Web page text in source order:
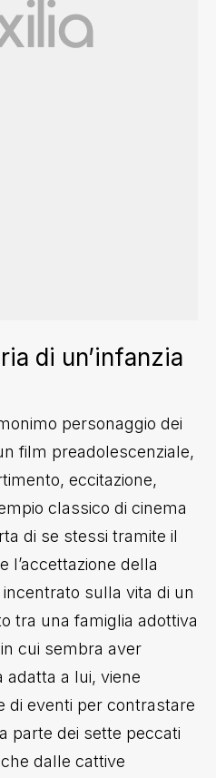
di un’infanzia
personaggio dei
film preadolescenziale,
eccitazione,
classico di cinema
di se stessi tramite il
l’accettazione della
sulla vita di un
tra una famiglia adottiva
cui sembra aver
adatta a lui, viene
di eventi per contrastare
parte dei sette peccati
dalle cattive